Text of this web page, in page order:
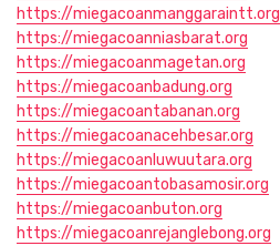
https://miegacoanmanggaraintt.org
https://miegacoanniasbarat.org
https://miegacoanmagetan.org
https://miegacoanbadung.org
https://miegacoantabanan.org
https://miegacoanacehbesar.org
https://miegacoanluwuutara.org
https://miegacoantobasamosir.org
https://miegacoanbuton.org
https://miegacoanrejanglebong.org